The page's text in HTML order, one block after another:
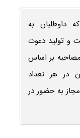
داوطلبان به
و تولید دعوت
بر اساس
در هر تعداد
به حضور در